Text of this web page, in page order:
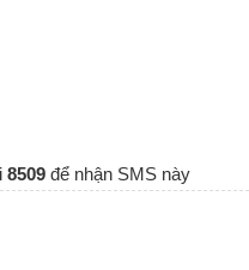
8509 để nhận SMS này